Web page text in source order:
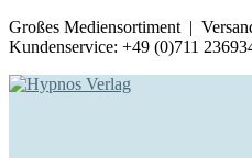
Großes Mediensortiment |
Kundenservice: +49 (0)711